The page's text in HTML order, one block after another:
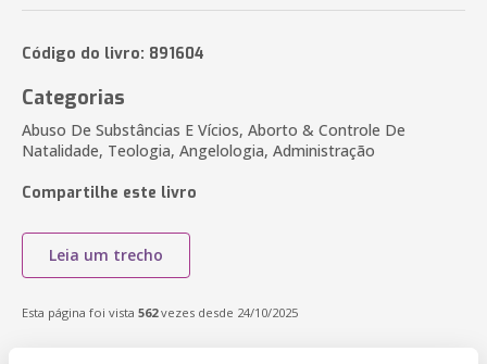
Código do livro: 891604
Categorias
Abuso De Substâncias E Vícios, Aborto & Controle De
Natalidade, Teologia, Angelologia, Administração
Compartilhe este livro
Leia um trecho
Esta página foi vista 562vezes desde 24/10/2025